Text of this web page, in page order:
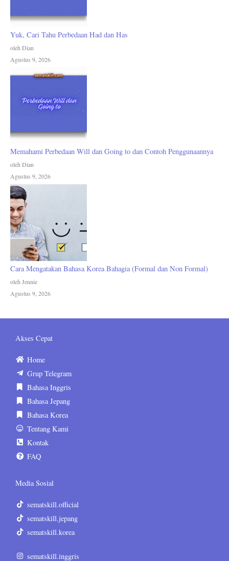
Yuk, Cari Tahu Perbedaan Had dan Has
oleh Dian
Agustus 9, 2026
Memahami Perbedaan Will dan Going to dan Contoh Penggunaannya
oleh Dian
Agustus 9, 2026
Cara Mengatakan Bahasa Korea Bahagia (Formal dan Non Formal)
oleh Jennie
Agustus 9, 2026
Akses Cepat
Home
Grup Telegram
Bahasa Inggris
Bahasa Jepang
Bahasa Korea
Tentang Kami
Kontak
FAQ
Media Sosial
sematskill.official
sematskill.jepang
sematskill.korea
sematskill.inggris